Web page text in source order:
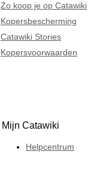
Zo koop je op Catawiki
Kopersbescherming
Catawiki Stories
Kopersvoorwaarden
Mijn Catawiki
Helpcentrum